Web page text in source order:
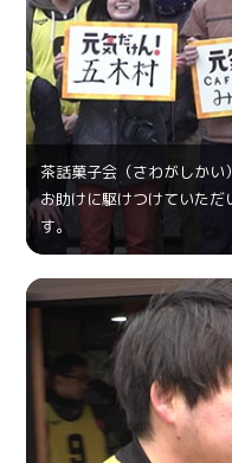
茶話菓⼦会（さわがしかい
お助けに駆けつけていた
す。